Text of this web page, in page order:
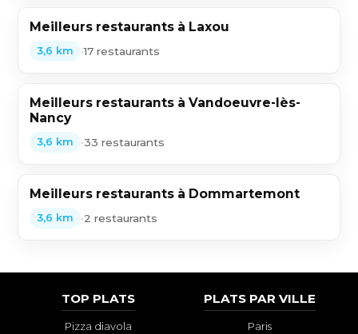
Meilleurs restaurants à Laxou
3,6 km •17 restaurants
Meilleurs restaurants à Vandoeuvre-lès-
Nancy
3,6 km •33 restaurants
Meilleurs restaurants à Dommartemont
3,6 km •2 restaurants
TOP PLATS
Pizza diavola
PLATS PAR VILLE
Paris